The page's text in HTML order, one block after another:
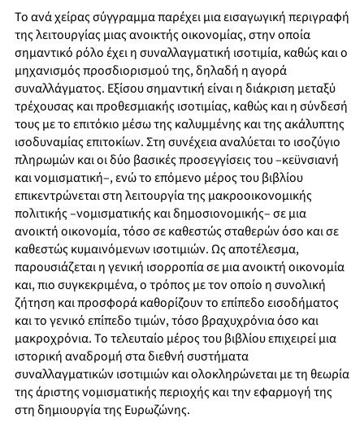
Το ανά χείρας σύγγραμμα παρέχει μια εισαγωγική περιγραφή
της λειτουργίας μιας ανοικτής οικονομίας, στην οποία
σημαντικό ρόλο έχει η συναλλαγματική ισοτιμία, καθώς και ο
μηχανισμός προσδιορισμού της, δηλαδή η αγορά
συναλλάγματος. Εξίσου σημαντική είναι η διάκριση μεταξύ
τρέχουσας και προθεσμιακής ισοτιμίας, καθώς και η σύνδεσή
τους με το επιτόκιο μέσω της καλυμμένης και της ακάλυπτης
ισοδυναμίας επιτοκίων. Στη συνέχεια αναλύεται το ισοζύγιο
πληρωμών και οι δύο βασικές προσεγγίσεις του –κεϋνσιανή
και νομισματική–, ενώ το επόμενο μέρος του βιβλίου
επικεντρώνεται στη λειτουργία της μακροοικονομικής
πολιτικής –νομισματικής και δημοσιονομικής– σε μια
ανοικτή οικονομία, τόσο σε καθεστώς σταθερών όσο και σε
καθεστώς κυμαινόμενων ισοτιμιών. Ως αποτέλεσμα,
παρουσιάζεται η γενική ισορροπία σε μια ανοικτή οικονομία
και, πιο συγκεκριμένα, ο τρόπος με τον οποίο η συνολική
ζήτηση και προσφορά καθορίζουν το επίπεδο εισοδήματος
και το γενικό επίπεδο τιμών, τόσο βραχυχρόνια όσο και
μακροχρόνια. Το τελευταίο μέρος του βιβλίου επιχειρεί μια
ιστορική αναδρομή στα διεθνή συστήματα
συναλλαγματικών ισοτιμιών και ολοκληρώνεται με τη θεωρία
της άριστης νομισματικής περιοχής και την εφαρμογή της
στη δημιουργία της Ευρωζώνης.